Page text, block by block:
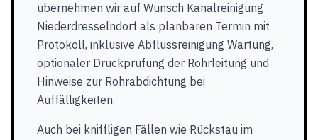
übernehmen wir auf Wunsch Kanalreinigung
Niederdresselndorf als planbaren Termin mit
Protokoll, inklusive Abflussreinigung Wartung,
optionaler Druckprüfung der Rohrleitung und
Hinweise zur Rohrabdichtung bei
Auffälligkeiten.
Auch bei kniffligen Fällen wie Rückstau im